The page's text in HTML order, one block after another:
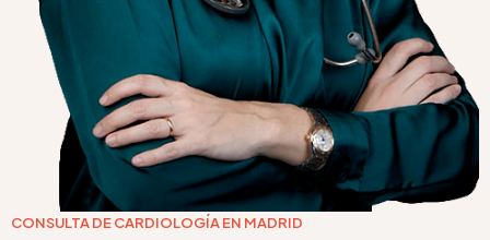
CONSULTA DE CARDIOLOGÍA EN MADRID